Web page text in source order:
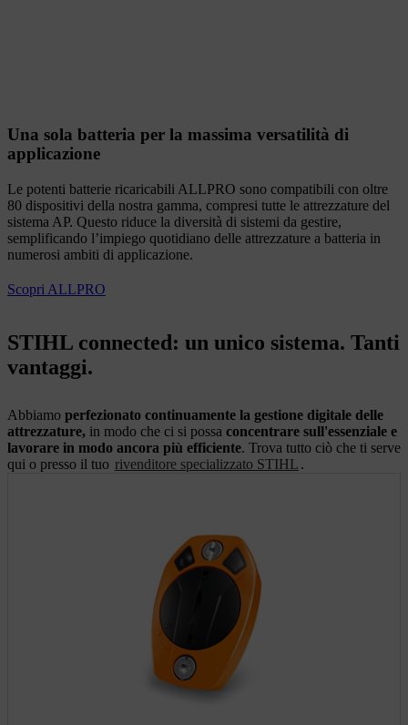
Una sola batteria per la massima versatilità di
applicazione​
Le potenti batterie ricaricabili ALLPRO sono compatibili con oltre
80 dispositivi della nostra gamma, compresi tutte le attrezzature del
sistema AP. Questo riduce la diversità di sistemi da gestire,
semplificando l’impiego quotidiano delle attrezzature a batteria in
numerosi ambiti di applicazione.
Scopri ALLPRO
STIHL connected: un unico sistema. Tanti
vantaggi.
Abbiamo perfezionato continuamente la gestione digitale delle
attrezzature, in modo che ci si possa concentrare sull'essenziale e
lavorare in modo ancora più efficiente. Trova tutto ciò che ti serve
qui o presso il tuo rivenditore specializzato STIHL .